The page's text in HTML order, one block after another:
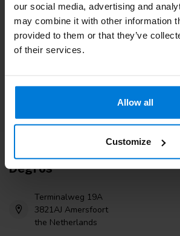
our social media, advertising and
may combine it with other information
provided to them or that they’ve
of their services.
Allow all
Customize
Zusatzinformation
Wenn Sie Fragen haben, wenden Sie sich
Kundendienst. Oder lesen Sie unsere
Sehen Sie sich unsere
Degros
Terminalweg 19A
3821AJ Amersfoort
the Netherlands